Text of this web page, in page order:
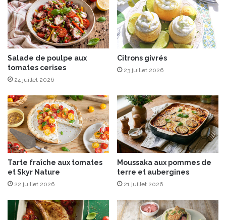
h
,
l
'
u
s
t
e
s
i
l
e
3
e
n
1
p
c
o
c
o
e
t
c
r
v
e
t
t
e
s
a
u
c
Salade de poulpe aux
tomates cerises
24 juillet 2026
Citrons givrés
23 juillet 2026
Tarte fraîche aux tomates
et Skyr Nature
22 juillet 2026
Moussaka aux pommes de
terre et aubergines
21 juillet 2026